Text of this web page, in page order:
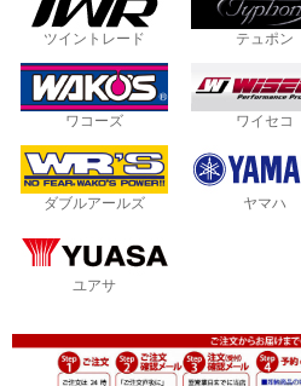
ツイントレード テュポン
ワコーズ ワイセコ
ダブルアールズ ヤマハ
ユアサ